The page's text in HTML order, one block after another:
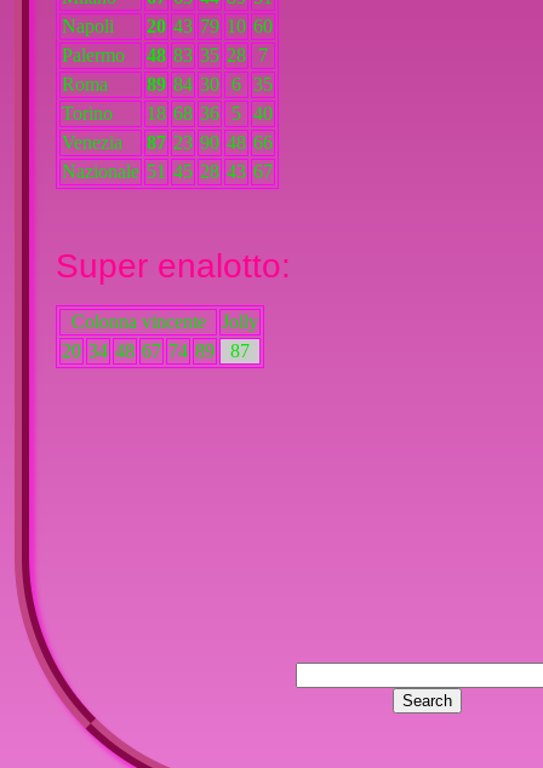
Napoli
20 43 79 10 60
Palermo
48 83 35 28
7
Roma
89 84 30 6 35
Torino
18 68 36 5 40
Venezia
87 23 90 48 66
Nazionale 51 45 28 43 67
Super enalotto:
Colonna vincente
Jolly
20 34 48 67 74 89 87